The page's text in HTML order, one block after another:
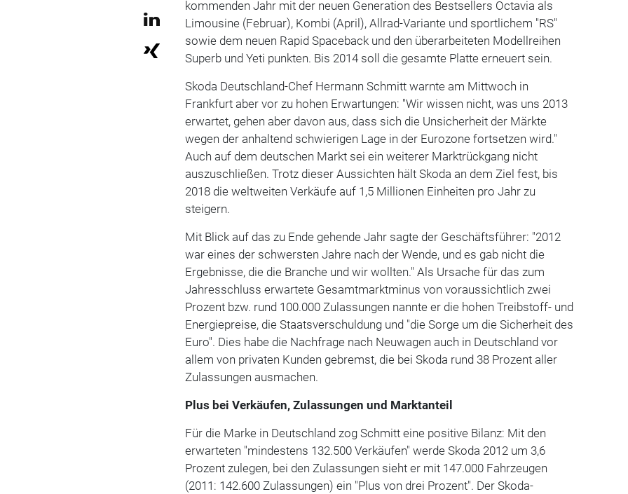
kommenden Jahr mit der neuen Generation des Bestsellers Octavia als
Limousine (Februar), Kombi (April), Allrad-Variante und sportlichem "RS"
sowie dem neuen Rapid Spaceback und den überarbeiteten Modellreihen
Superb und Yeti punkten. Bis 2014 soll die gesamte Platte erneuert sein.
Skoda Deutschland-Chef Hermann Schmitt warnte am Mittwoch in
Frankfurt aber vor zu hohen Erwartungen: "Wir wissen nicht, was uns 2013
erwartet, gehen aber davon aus, dass sich die Unsicherheit der Märkte
wegen der anhaltend schwierigen Lage in der Eurozone fortsetzen wird."
Auch auf dem deutschen Markt sei ein weiterer Marktrückgang nicht
auszuschließen. Trotz dieser Aussichten hält Skoda an dem Ziel fest, bis
2018 die weltweiten Verkäufe auf 1,5 Millionen Einheiten pro Jahr zu
steigern.
Mit Blick auf das zu Ende gehende Jahr sagte der Geschäftsführer: "2012
war eines der schwersten Jahre nach der Wende, und es gab nicht die
Ergebnisse, die die Branche und wir wollten." Als Ursache für das zum
Jahresschluss erwartete Gesamtmarktminus von voraussichtlich zwei
Prozent bzw. rund 100.000 Zulassungen nannte er die hohen Treibstoff- und
Energiepreise, die Staatsverschuldung und "die Sorge um die Sicherheit des
Euro". Dies habe die Nachfrage nach Neuwagen auch in Deutschland vor
allem von privaten Kunden gebremst, die bei Skoda rund 38 Prozent aller
Zulassungen ausmachen.
Plus bei Verkäufen, Zulassungen und Marktanteil
Für die Marke in Deutschland zog Schmitt eine positive Bilanz: Mit den
erwarteten "mindestens 132.500 Verkäufen" werde Skoda 2012 um 3,6
Prozent zulegen, bei den Zulassungen sieht er mit 147.000 Fahrzeugen
(2011: 142.600 Zulassungen) ein "Plus von drei Prozent". Der Skoda-